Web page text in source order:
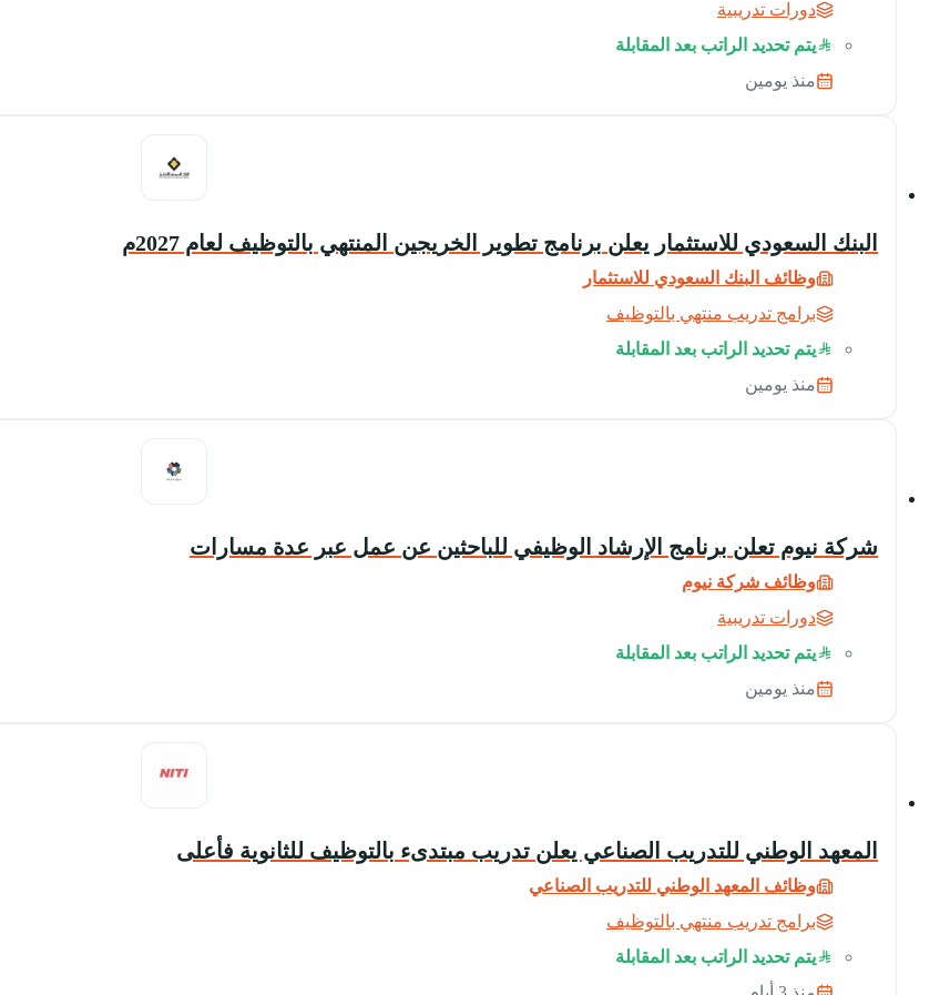
دورات تدريبية
يتم تحديد الراتب بعد المقابلة
منذ يومين
البنك السعودي للاستثمار يعلن برنامج تطوير الخريجين المنتهي بالتوظيف لعام 2027م
وظائف البنك السعودي للاستثمار
برامج تدريب منتهي بالتوظيف
يتم تحديد الراتب بعد المقابلة
منذ يومين
شركة نيوم تعلن برنامج الإرشاد الوظيفي للباحثين عن عمل عبر عدة مسارات
وظائف شركة نيوم
دورات تدريبية
يتم تحديد الراتب بعد المقابلة
منذ يومين
المعهد الوطني للتدريب الصناعي يعلن تدريب مبتدىء بالتوظيف للثانوية فأعلى
وظائف المعهد الوطني للتدريب الصناعي
برامج تدريب منتهي بالتوظيف
يتم تحديد الراتب بعد المقابلة